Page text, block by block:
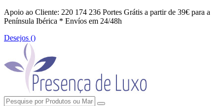
Apoio ao Cliente: 220 174 236 Portes Grátis a partir de 39€ para a
Península Ibérica * Envíos em 24/48h
Desejos ()